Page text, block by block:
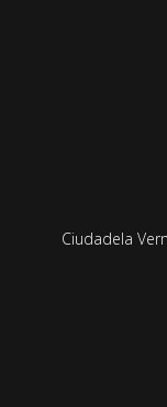
Ciudadela